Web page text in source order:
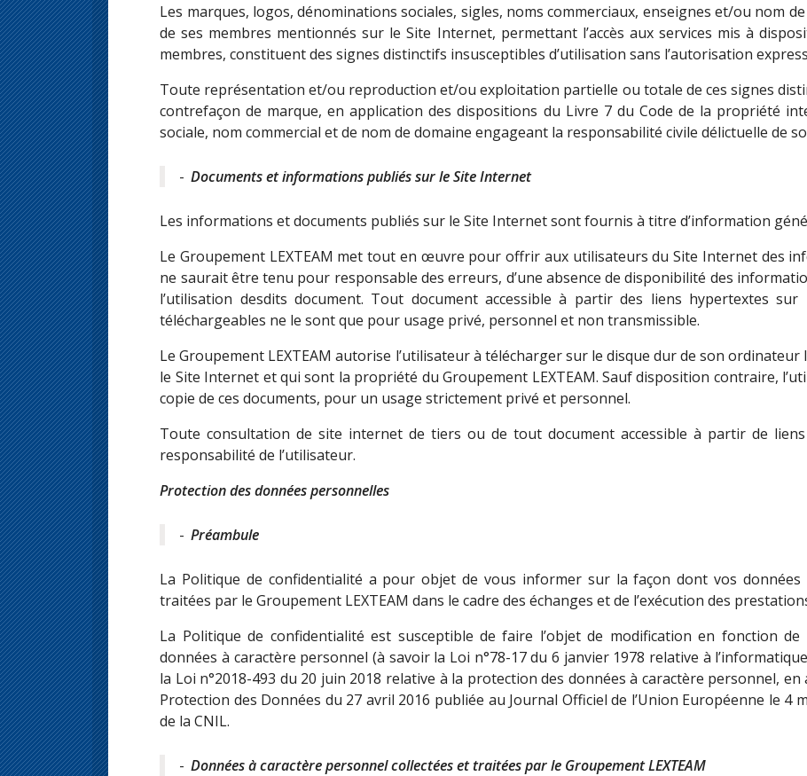
Les marques, logos, dénominations sociales, sigles, noms commerciaux, enseignes et/ou nom
de ses membres mentionnés sur le Site Internet, permettant l’accès aux services mis à
membres, constituent des signes distinctifs insusceptibles d’utilisation sans l’autorisation
Toute représentation et/ou reproduction et/ou exploitation partielle ou totale de ces signes
contrefaçon de marque, en application des dispositions du Livre 7 du Code de la propriété
sociale, nom commercial et de nom de domaine engageant la responsabilité civile délictuelle de
Documents et informations publiés sur le Site Internet
Les informations et documents publiés sur le Site Internet sont fournis à titre d’information
Le Groupement LEXTEAM met tout en œuvre pour offrir aux utilisateurs du Site Internet des
ne saurait être tenu pour responsable des erreurs, d’une absence de disponibilité des
l’utilisation desdits document. Tout document accessible à partir des liens hypertextes
téléchargeables ne le sont que pour usage privé, personnel et non transmissible.
Le Groupement LEXTEAM autorise l’utilisateur à télécharger sur le disque dur de son
le Site Internet et qui sont la propriété du Groupement LEXTEAM. Sauf disposition contraire,
copie de ces documents, pour un usage strictement privé et personnel.
Toute consultation de site internet de tiers ou de tout document accessible à partir de
responsabilité de l’utilisateur.
Protection des données personnelles
Préambule
La Politique de confidentialité a pour objet de vous informer sur la façon dont vos
traitées par le Groupement LEXTEAM dans le cadre des échanges et de l’exécution des
La Politique de confidentialité est susceptible de faire l’objet de modification en fonction
données à caractère personnel (à savoir la Loi n°78-17 du 6 janvier 1978 relative à
la Loi n°2018-493 du 20 juin 2018 relative à la protection des données à caractère personnel,
Protection des Données du 27 avril 2016 publiée au Journal Officiel de l’Union Européenne le 4
de la CNIL.
Données à caractère personnel collectées et traitées par le Groupement LEXTEAM